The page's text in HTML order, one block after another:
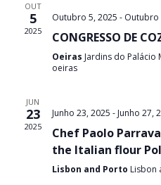
OUT
5
2025
Outubro 5, 2025 - Outubro
CONGRESSO DE
Oeiras Jardins do Palácio
oeiras
JUN
23
2025
Junho 23, 2025 - Junho 27,
Chef Paolo
the Italian flour
Lisbon and Porto Lisbon